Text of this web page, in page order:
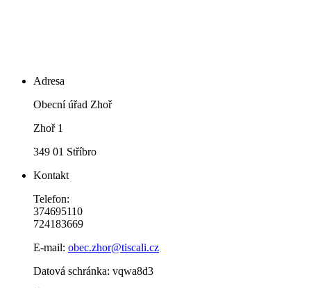
Adresa
Obecní úřad Zhoř
Zhoř 1
349 01 Stříbro
Kontakt
Telefon:
374695110
724183669
E-mail: obec.zhor@tiscali.cz
Datová schránka: vqwa8d3